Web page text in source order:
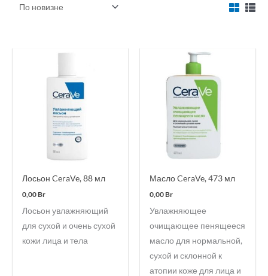
Лосьон CeraVe, 88 мл
0,00Br
Лосьон увлажняющий
для сухой и очень сухой
кожи лица и тела
Масло CeraVe, 473 мл
0,00Br
Увлажняющее
очищающее пенящееся
масло для нормальной,
сухой и склонной к
атопии коже для лица и